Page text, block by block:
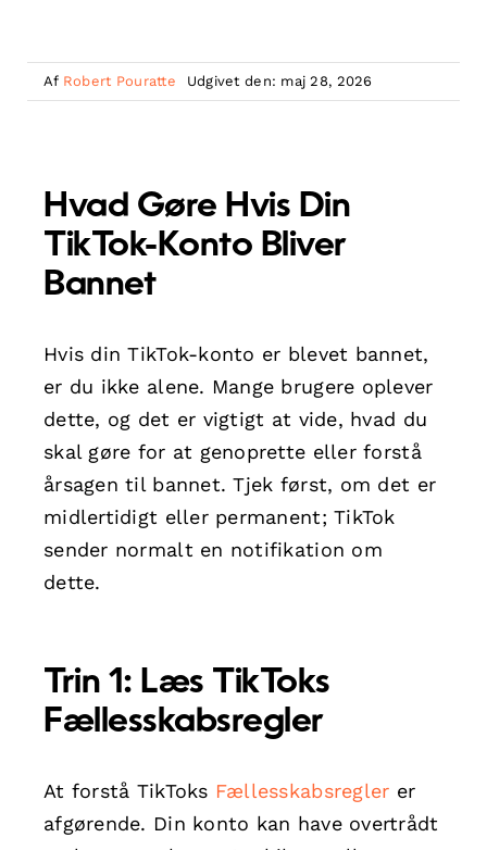
Af Robert Pouratte Udgivet den: maj 28, 2026
Hvad Gøre Hvis Din
TikTok-Konto Bliver
Bannet
Hvis din TikTok-konto er blevet bannet,
er du ikke alene. Mange brugere oplever
dette, og det er vigtigt at vide, hvad du
skal gøre for at genoprette eller forstå
årsagen til bannet. Tjek først, om det er
midlertidigt eller permanent; TikTok
sender normalt en notifikation om
dette.
Trin 1: Læs TikToks
Fællesskabsregler
At forstå TikToks Fællesskabsregler er
afgørende. Din konto kan have overtrådt